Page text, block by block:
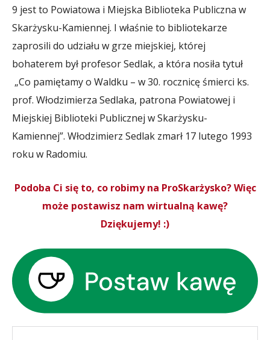
9 jest to Powiatowa i Miejska Biblioteka Publiczna w
Skarżysku-Kamiennej. I właśnie to bibliotekarze
zaprosili do udziału w grze miejskiej, której
bohaterem był profesor Sedlak, a która nosiła tytuł
„Co pamiętamy o Waldku – w 30. rocznicę śmierci ks.
prof. Włodzimierza Sedlaka, patrona Powiatowej i
Miejskiej Biblioteki Publicznej w Skarżysku-
Kamiennej”. Włodzimierz Sedlak zmarł 17 lutego 1993
roku w Radomiu.
Podoba Ci się to, co robimy na ProSkarżysko? Więc
może postawisz nam wirtualną kawę?
Dziękujemy! :)